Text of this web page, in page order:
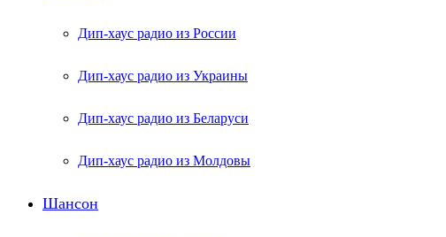
Дип-хаус радио из России
Дип-хаус радио из Украины
Дип-хаус радио из Беларуси
Дип-хаус радио из Молдовы
Шансон